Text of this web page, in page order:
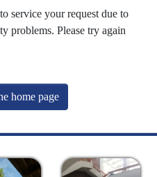
service your request due to
problems. Please try again
home page